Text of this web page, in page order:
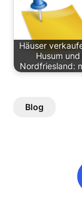
Häuser
Husum und
Nordfriesland:
Blog
navigation